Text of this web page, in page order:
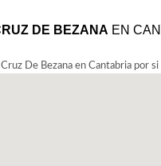
DE BEZANA EN
De Bezana en Cantabria por